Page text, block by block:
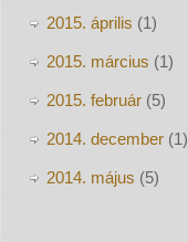
2015. április (1)
2015. március (1)
2015. február(5)
2014. december(1)
2014. május (5)